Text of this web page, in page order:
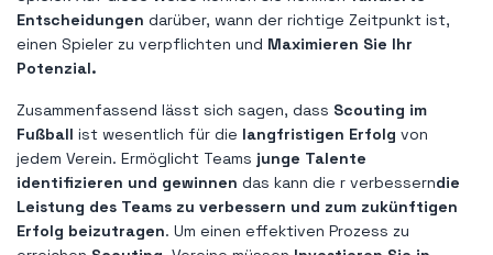
Entscheidungen darüber, wann der richtige Zeitpunkt ist,
einen Spieler zu verpflichten und Maximieren Sie Ihr
Potenzial.
Zusammenfassend lässt sich sagen, dass Scouting im
Fußball ist wesentlich für die langfristigen Erfolg von
jedem Verein. Ermöglicht Teams junge Talente
identifizieren und gewinnen das kann die r verbesserndie
Leistung des Teams zu verbessern und zum zukünftigen
Erfolg beizutragen. Um einen effektiven Prozess zu